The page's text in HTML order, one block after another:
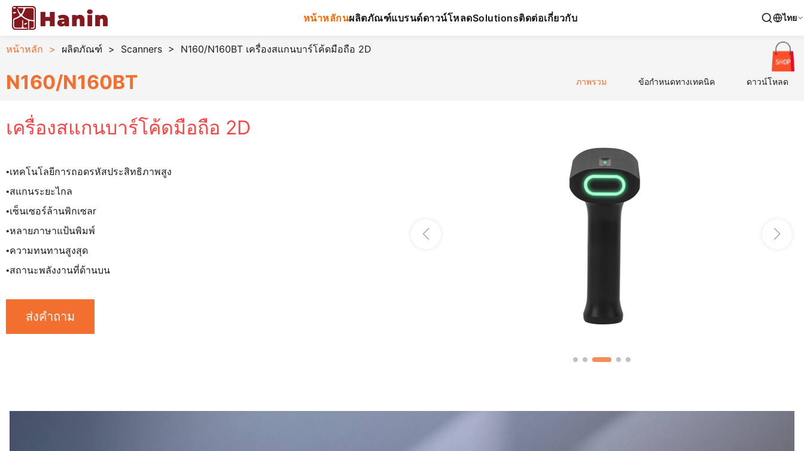
หน้าหลักนผลิตภัณฑ์แบรนด์ดาวน์โหลดSolutionsติดต่อเกี่ยวกับ ไทย
หน้าหลัก > ผลิตภัณฑ์ > Scanners > N160/N160BT เครื่องสแกนบาร์โค้ดมือถือ 2D
N160/N160BT ภาพรวม ข้อกำหนดทางเทคนิค ดาวน์โหลด
เครื่องสแกนบาร์โค้ดมือถือ 2D
•เทคโนโลยีการถอดรหัสประสิทธิภาพสูง
•สแกนระยะไกล
•เซ็นเซอร์ล้านพิกเซลr
•หลายภาษาแป้นพิมพ์
•ความทนทานสูงสุด
•สถานะพลังงานที่ด้านบน
ส่งคำถาม